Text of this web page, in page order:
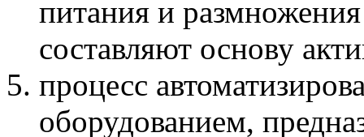
питания и
составляют основу
процесс
оборудованием,